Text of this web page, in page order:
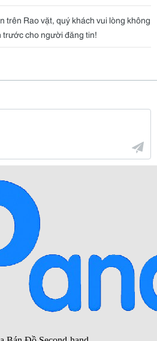
trên Rao vặt, quý khách vui lòng không
cho người đăng tin!